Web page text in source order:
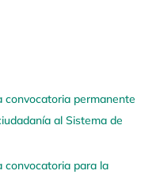
convocatoria permanente
al Sistema de
convocatoria para la